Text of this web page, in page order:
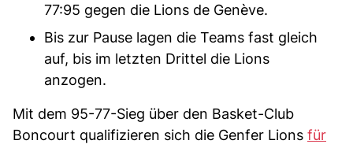
77:95 gegen die Lions de Genève.
Bis zur Pause lagen die Teams fast gleich
auf, bis im letzten Drittel die Lions
anzogen.
Mit dem 95-77-Sieg über den Basket-Club
Boncourt qualifizieren sich die Genfer Lions für